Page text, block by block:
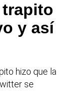
y así
hizo que la
se